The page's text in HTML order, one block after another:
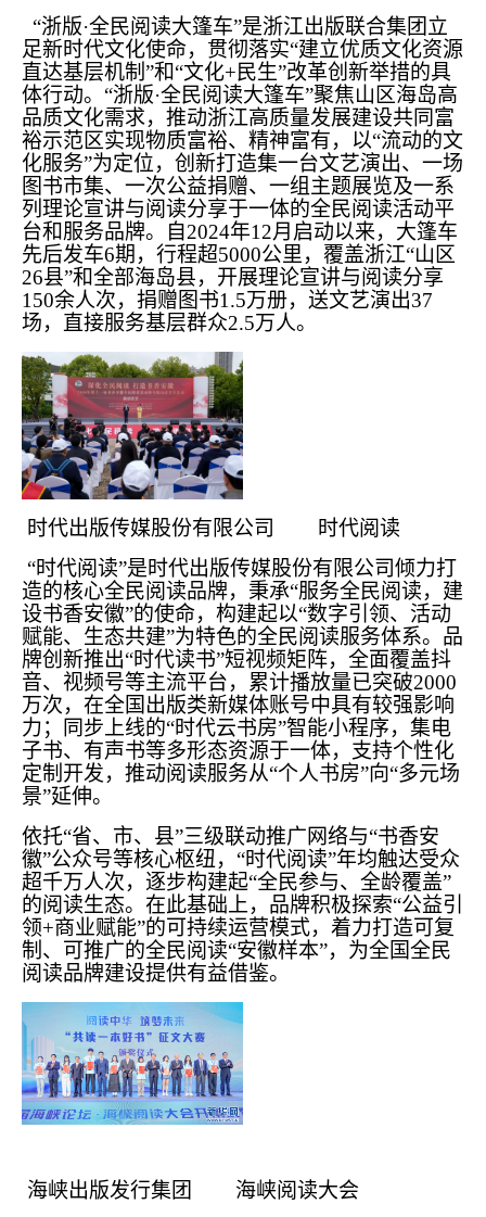
“浙版·全民阅读大篷车”是浙江出版联合集团立
足新时代文化使命，贯彻落实“建立优质文化资源
直达基层机制”和“文化+民生”改革创新举措的具
体行动。“浙版·全民阅读大篷车”聚焦山区海岛高
品质文化需求，推动浙江高质量发展建设共同富
裕示范区实现物质富裕、精神富有，以“流动的文
化服务”为定位，创新打造集一台文艺演出、一场
图书市集、一次公益捐赠、一组主题展览及一系
列理论宣讲与阅读分享于一体的全民阅读活动平
台和服务品牌。自2024年12月启动以来，大篷车
先后发车6期，行程超5000公里，覆盖浙江“山区
26县”和全部海岛县，开展理论宣讲与阅读分享
150余人次，捐赠图书1.5万册，送文艺演出37
场，直接服务基层群众2.5万人。
时代出版传媒股份有限公司 时代阅读
“时代阅读”是时代出版传媒股份有限公司倾力打
造的核心全民阅读品牌，秉承“服务全民阅读，建
设书香安徽”的使命，构建起以“数字引领、活动
赋能、生态共建”为特色的全民阅读服务体系。品
牌创新推出“时代读书”短视频矩阵，全面覆盖抖
音、视频号等主流平台，累计播放量已突破2000
万次，在全国出版类新媒体账号中具有较强影响
力；同步上线的“时代云书房”智能小程序，集电
子书、有声书等多形态资源于一体，支持个性化
定制开发，推动阅读服务从“个人书房”向“多元场
景”延伸。
依托“省、市、县”三级联动推广网络与“书香安
徽”公众号等核心枢纽，“时代阅读”年均触达受众
超千万人次，逐步构建起“全民参与、全龄覆盖”
的阅读生态。在此基础上，品牌积极探索“公益引
领+商业赋能”的可持续运营模式，着力打造可复
制、可推广的全民阅读“安徽样本”，为全国全民
阅读品牌建设提供有益借鉴。
海峡出版发行集团 海峡阅读大会